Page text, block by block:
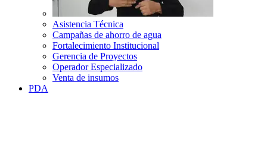
Asistencia Técnica
Campañas de ahorro de agua
Fortalecimiento Institucional
Gerencia de Proyectos
Operador Especializado
Venta de insumos
PDA